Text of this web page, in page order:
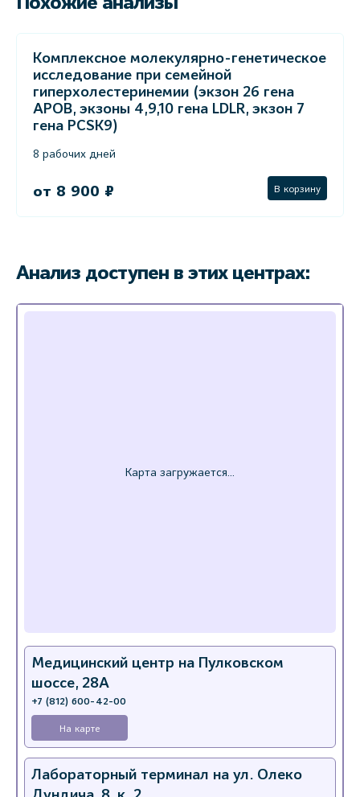
Комплексное молекулярно-генетическое
исследование при семейной
гиперхолестеринемии (экзон 26 гена
APOB, экзоны 4,9,10 гена LDLR, экзон 7
гена PCSK9)
8 рабочих дней
от 8 900 ₽ В корзину
Анализ доступен в этих центрах:
Медицинский центр на Пулковском
шоссе, 28А
+7 (812) 600-42-00
На карте
Лабораторный терминал на ул. Олеко